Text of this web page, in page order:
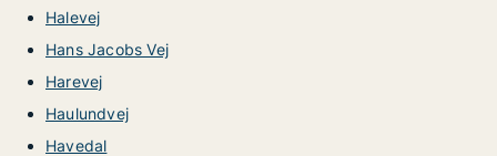
Halevej
Hans Jacobs Vej
Harevej
Haulundvej
Havedal